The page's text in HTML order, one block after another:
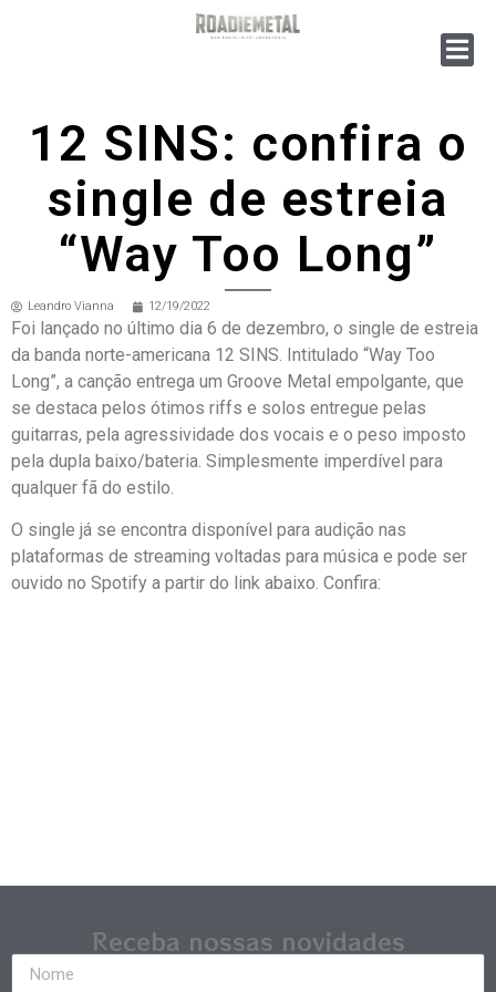
12 SINS: confira o
single de estreia
“Way Too Long”
Leandro Vianna 12/19/2022
Foi lançado no último dia 6 de dezembro, o single de estreia
da banda norte-americana 12 SINS. Intitulado “Way Too
Long”, a canção entrega um Groove Metal empolgante, que
se destaca pelos ótimos riffs e solos entregue pelas
guitarras, pela agressividade dos vocais e o peso imposto
pela dupla baixo/bateria. Simplesmente imperdível para
qualquer fã do estilo.
O single já se encontra disponível para audição nas
plataformas de streaming voltadas para música e pode ser
ouvido no Spotify a partir do link abaixo. Confira:
Receba nossas novidades